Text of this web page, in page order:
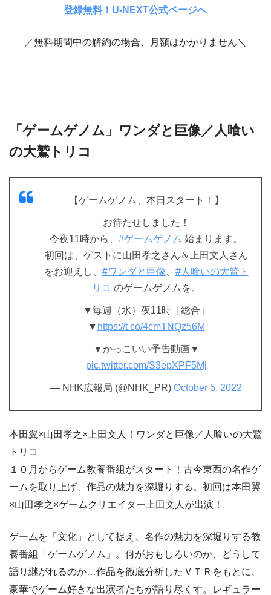
登録無料！U-NEXT公式ページへ
／無料期間中の解約の場合、月額はかかりません＼
「ゲームゲノム」ワンダと巨像／人喰い
の大鷲トリコ
【ゲームゲノム、本日スタート！】
お待たせしました！
今夜11時から、 #ゲームゲノム 始まります。
初回は、ゲストに山田孝之さん＆上田文人さん
をお迎えし、 #ワンダと巨像
#人喰いの大鷲ト
リコ のゲームゲノムを。
▼毎週（水）夜11時［総合］
▼ https://t.co/4cmTNQz56M
▼かっこいい予告動画▼
pic.twitter.com/S3epXPF5Mj
— NHK広報局 (@NHK_PR) October 5, 2022
本田翼×山田孝之×上田文人！ワンダと巨像／人喰いの大鷲
トリコ
１０月からゲーム教養番組がスタート！古今東西の名作ゲ
ームを取り上げ、作品の魅力を深堀りする。初回は本田翼
×山田孝之×ゲームクリエイター上田文人が出演！
ゲームを「文化」として捉え、名作の魅力を深堀りする教
養番組「ゲームゲノム」。何がおもしろいのか、どうして
語り継がれるのか…作品を徹底分析したＶＴＲをもとに、
豪華でゲーム好きな出演者たちが語り尽くす。レギュラー